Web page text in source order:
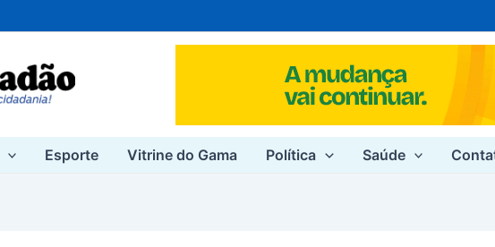
Esporte Vitrine do Gama Política Saúde